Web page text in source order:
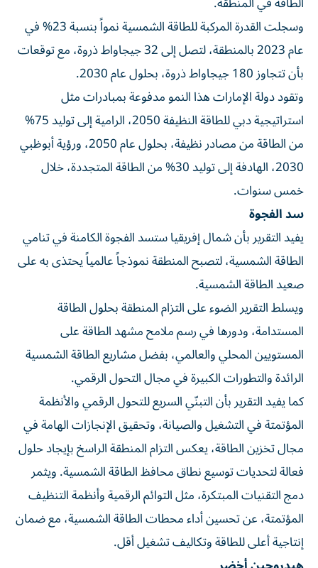
وسجلت القدرة المركبة للطاقة الشمسية نمواً بنسبة 23% في
عام 2023 بالمنطقة، لتصل إلى 32 جيجاواط ذروة، مع توقعات
بأن تتجاوز 180 جيجاواط ذروة، بحلول عام 2030.
وتقود دولة الإمارات هذا النمو مدفوعة بمبادرات مثل
استراتيجية دبي للطاقة النظيفة 2050، الرامية إلى توليد 75%
من الطاقة من مصادر نظيفة، بحلول عام 2050، ورؤية أبوظبي
2030، الهادفة إلى توليد 30% من الطاقة المتجددة، خلال
خمس سنوات.
سد الفجوة
يفيد التقرير بأن شمال إفريقيا ستسد الفجوة الكامنة في تنامي
الطاقة الشمسية، لتصبح المنطقة نموذجاً عالمياً يحتذى به على
صعيد الطاقة الشمسية.
ويسلط التقرير الضوء على التزام المنطقة بحلول الطاقة
المستدامة، ودورها في رسم ملامح مشهد الطاقة على
المستويين المحلي والعالمي، بفضل مشاريع الطاقة الشمسية
الرائدة والتطورات الكبيرة في مجال التحول الرقمي.
كما يفيد التقرير بأن التبنّي السريع للتحول الرقمي والأنظمة
المؤتمتة في التشغيل والصيانة، وتحقيق الإنجازات الهامة في
مجال تخزين الطاقة، يعكس التزام المنطقة الراسخ بإيجاد حلول
فعالة لتحديات توسيع نطاق محافظ الطاقة الشمسية. ويثمر
دمج التقنيات المبتكرة، مثل التوائم الرقمية وأنظمة التنظيف
المؤتمتة، عن تحسين أداء محطات الطاقة الشمسية، مع ضمان
إنتاجية أعلى للطاقة وتكاليف تشغيل أقل.